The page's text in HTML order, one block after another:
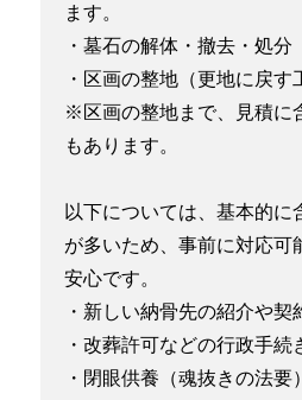
ます。
・墓石の解体・撤去・処分
・区画の整地（更地に戻す
※区画の整地まで、見積に
もあります。
以下については、基本的に
が多いため、事前に対応可
安心です。
・新しい納骨先の紹介や契
・改葬許可などの行政手続
・閉眼供養（魂抜きの法要）